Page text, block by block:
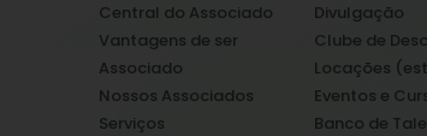
Central do Associado
Vantagens de ser
Associado
Nossos Associados
Serviços
Divulgação
Clube de
Locações
Eventos e
Banco de